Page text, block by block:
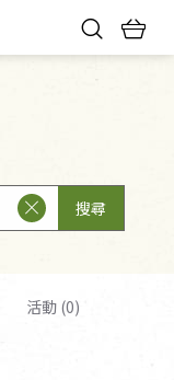
搜尋
活動 (0)